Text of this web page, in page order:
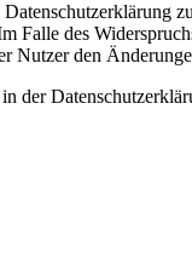
Falle des
Nutzer den
der